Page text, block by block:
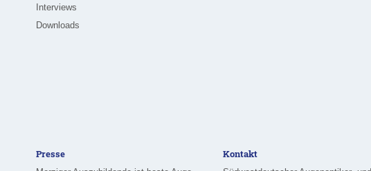
Interviews
Downloads
Presse Kontakt